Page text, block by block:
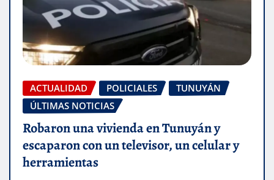
ACTUALIDAD POLICIALES
TUNUYÁN
ÚLTIMAS NOTICIAS
Robaron una vivienda en Tunuyán y
escaparon con un televisor, un celular y
herramientas